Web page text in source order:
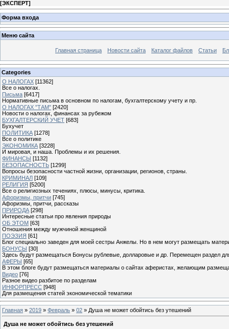
[ЭКСПЕРТ]
Форма входа
Меню сайта
Главная страница Новости сайта Каталог файлов Статьи
Categories
О НАЛОГАХ [11362]
Все о налогах.
Письма [6417]
Нормативные письма в основном по налогам, бухгалтерскому учету и пр.
О НАЛОГАХ "ТАМ" [2420]
Новости о налогах, финансах за рубежом
БУХГАЛТЕРСКИЙ УЧЕТ [683]
Бухучет
ПОЛИТИКА [1278]
Все о политике
ЭКОНОМИКА [3228]
И мировая, и наша. Проблемы и их решения.
ФИНАНСЫ [1132]
БЕЗОПАСНОСТЬ [1299]
Вопросы безопасности частной жизни, организации, регионов, страны.
КРИМИНАЛ [109]
РЕЛИГИЯ [5200]
Все о религиозных течениях, плюсы, минусы, критика.
Афоризмы, притчи [745]
Афоризмы, притчи, рассказы
ПРИРОДА [298]
Интересные статьи про явления природы
ОБ ЭТОМ [63]
Отношения между мужчиной женщиной
ПОЭЗИЯ [61]
Блог специально заведен для моей сестры Анжелы. Но в нем могут размещать
БОНУСЫ [30]
Здесь будут размещаться Бонусы рублевые, долларовые и др. Перемещен раздел
АФЕРЫ [65]
В этом блоге будут размещаться материалы о сайтах аферистах, желающим
Видео [76]
Разное видео разбитое по разделам
ИНФОРПРЕСС [948]
Для размещения статей экономической тематики
Главная » 2019 » Февраль » 02 » Душа не может обойтись без утешений
Душа не может обойтись без утешений